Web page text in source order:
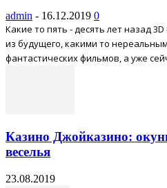
admin - 16.12.2019 0
Какие то пять - десять лет назад
из будущего, какими то
фантастических фильмов, а уже
Казино Джойказино:
веселья
23.08.2019